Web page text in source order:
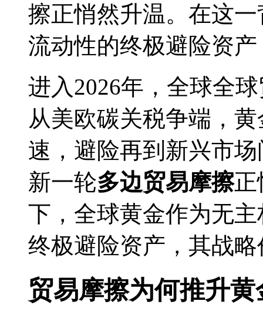
擦正悄然升温。在这
流动性的终极避险资产
进入2026年，全球全
从美欧碳关税争端，黄
速，避险再到新兴市
新一轮多边贸易摩擦正
下，全球黄金作为无
终极避险资产，其战
贸易摩擦为何推升